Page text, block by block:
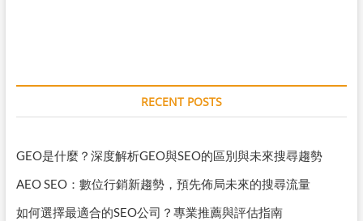
RECENT POSTS
GEO是什麼？深度解析GEO與SEO的區別與未來搜尋趨勢
AEO SEO：數位行銷新趨勢，預先佈局未來的搜尋流量
如何選擇最適合的SEO公司？專業推薦與評估指南